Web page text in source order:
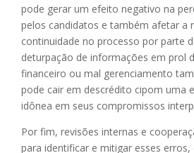
pode gerar um efeito negativo na
pelos candidatos e também afetar a
continuidade no processo por parte
deturpação de informações em prol
financeiro ou mal gerenciamento
pode cair em descrédito cipom uma
idônea em seus compromissos
Por fim, revisões internas e
para identificar e mitigar esses